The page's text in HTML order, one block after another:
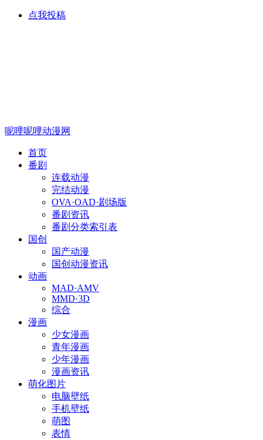
点我投稿
呢哩呢哩动漫网
首页
番剧
连载动漫
完结动漫
OVA·OAD·剧场版
番剧资讯
番剧分类索引表
国创
国产动漫
国创动漫资讯
动画
MAD·AMV
MMD·3D
综合
漫画
少女漫画
青年漫画
少年漫画
漫画资讯
萌化图片
电脑壁纸
手机壁纸
萌图
表情